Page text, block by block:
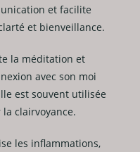
et facilite
et bienveillance.
la méditation et
avec son moi
est souvent utilisée
clairvoyance.
les inflammations,